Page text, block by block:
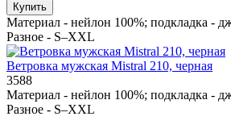
Купить
Материал - нейлон 100%; подкладка -
Разное - S–XXL
Ветровка мужская Mistral 210, черная
3588
Материал - нейлон 100%; подкладка -
Разное - S–XXL